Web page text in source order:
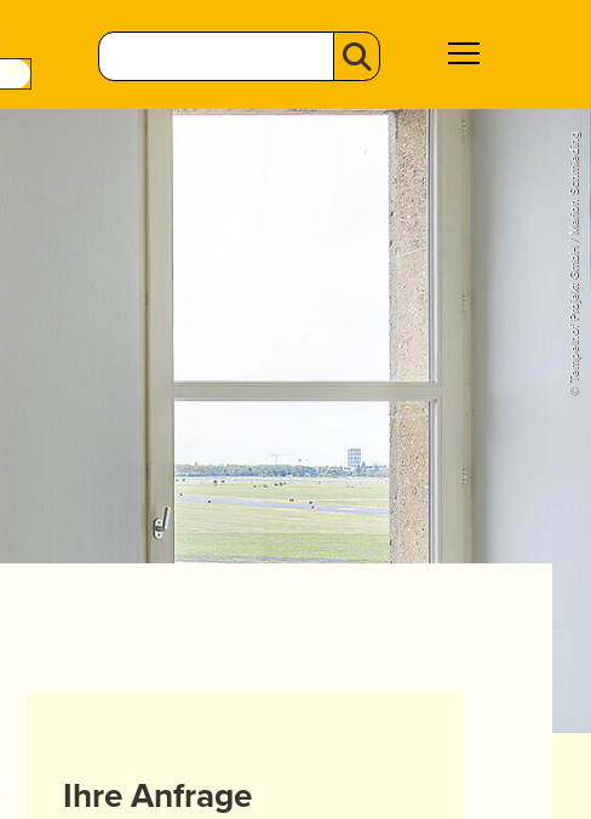
© Tempelhof Projekt GmbH / Marion Schmieding
Ihre Anfrage